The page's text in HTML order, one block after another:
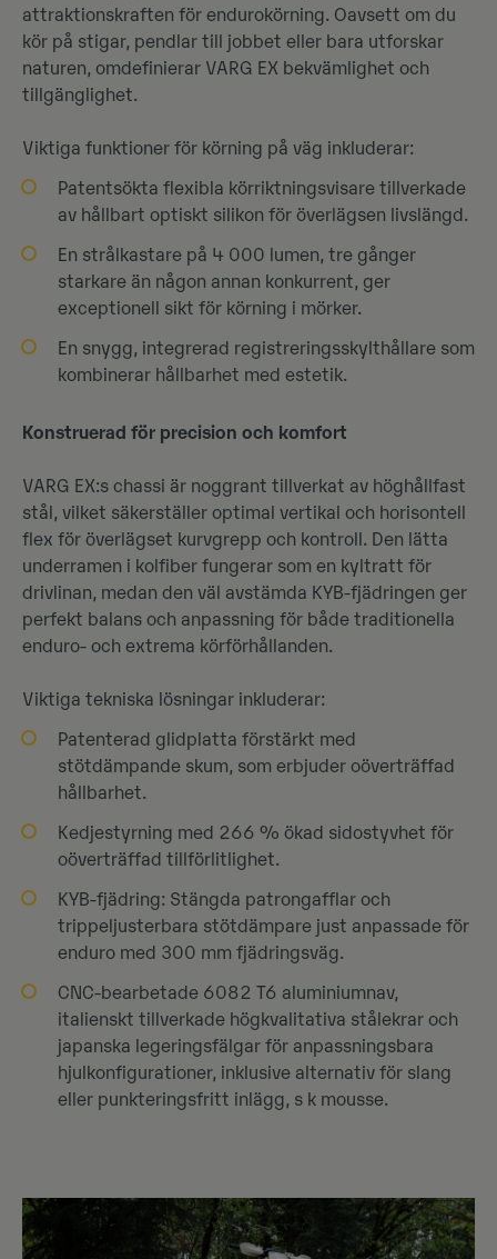
attraktionskraften för endurokörning. Oavsett om du
kör på stigar, pendlar till jobbet eller bara utforskar
naturen, omdefinierar VARG EX bekvämlighet och
tillgänglighet.
Viktiga funktioner för körning på väg inkluderar:
Patentsökta flexibla körriktningsvisare tillverkade
av hållbart optiskt silikon för överlägsen livslängd.
En strålkastare på 4 000 lumen, tre gånger
starkare än någon annan konkurrent, ger
exceptionell sikt för körning i mörker.
En snygg, integrerad registreringsskylthållare som
kombinerar hållbarhet med estetik.
Konstruerad för precision och komfort
VARG EX:s chassi är noggrant tillverkat av höghållfast
stål, vilket säkerställer optimal vertikal och horisontell
flex för överlägset kurvgrepp och kontroll. Den lätta
underramen i kolfiber fungerar som en kyltratt för
drivlinan, medan den väl avstämda KYB-fjädringen ger
perfekt balans och anpassning för både traditionella
enduro- och extrema körförhållanden.
Viktiga tekniska lösningar inkluderar:
Patenterad glidplatta förstärkt med
stötdämpande skum, som erbjuder oöverträffad
hållbarhet.
Kedjestyrning med 266 % ökad sidostyvhet för
oöverträffad tillförlitlighet.
KYB-fjädring: Stängda patrongafflar och
trippeljusterbara stötdämpare just anpassade för
enduro med 300 mm fjädringsväg.
CNC-bearbetade 6082 T6 aluminiumnav,
italienskt tillverkade högkvalitativa stålekrar och
japanska legeringsfälgar för anpassningsbara
hjulkonfigurationer, inklusive alternativ för slang
eller punkteringsfritt inlägg, s k mousse.